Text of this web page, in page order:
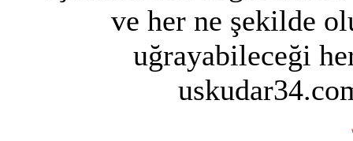
ve her ne şekilde
uğrayabileceği